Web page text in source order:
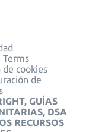
Terms
de cookies
de
GUÍAS
DSA
RECURSOS